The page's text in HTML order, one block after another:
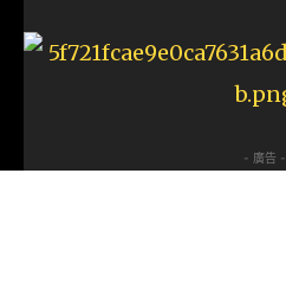
- 廣告 -